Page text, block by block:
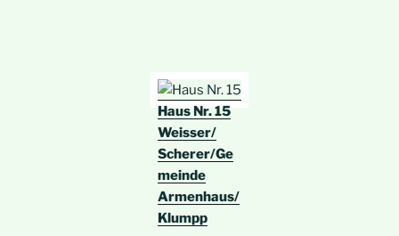
Haus Nr. 15
Weisser/
Scherer/Ge
meinde
Armenhaus/
Klumpp